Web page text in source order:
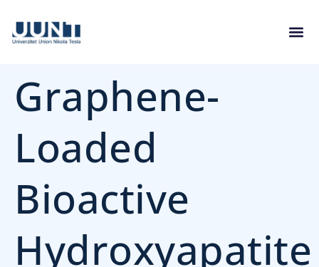
Graphene-
Loaded
Bioactive
Hydroxyapatite